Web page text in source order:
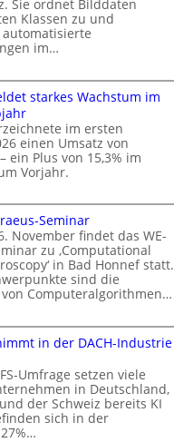
Sie ordnet Bilddaten
Klassen zu und
im…
starkes Wachstum im
im ersten
einen Umsatz von
ein Plus von 15,3% im
Vorjahr.
Seminar
November findet das WE-
zu ‚Computational
in Bad Honnef statt.
sind die
Computeralgorithmen…
in der DACH-Industrie
Umfrage setzen viele
in Deutschland,
der Schweiz bereits KI
sich in der